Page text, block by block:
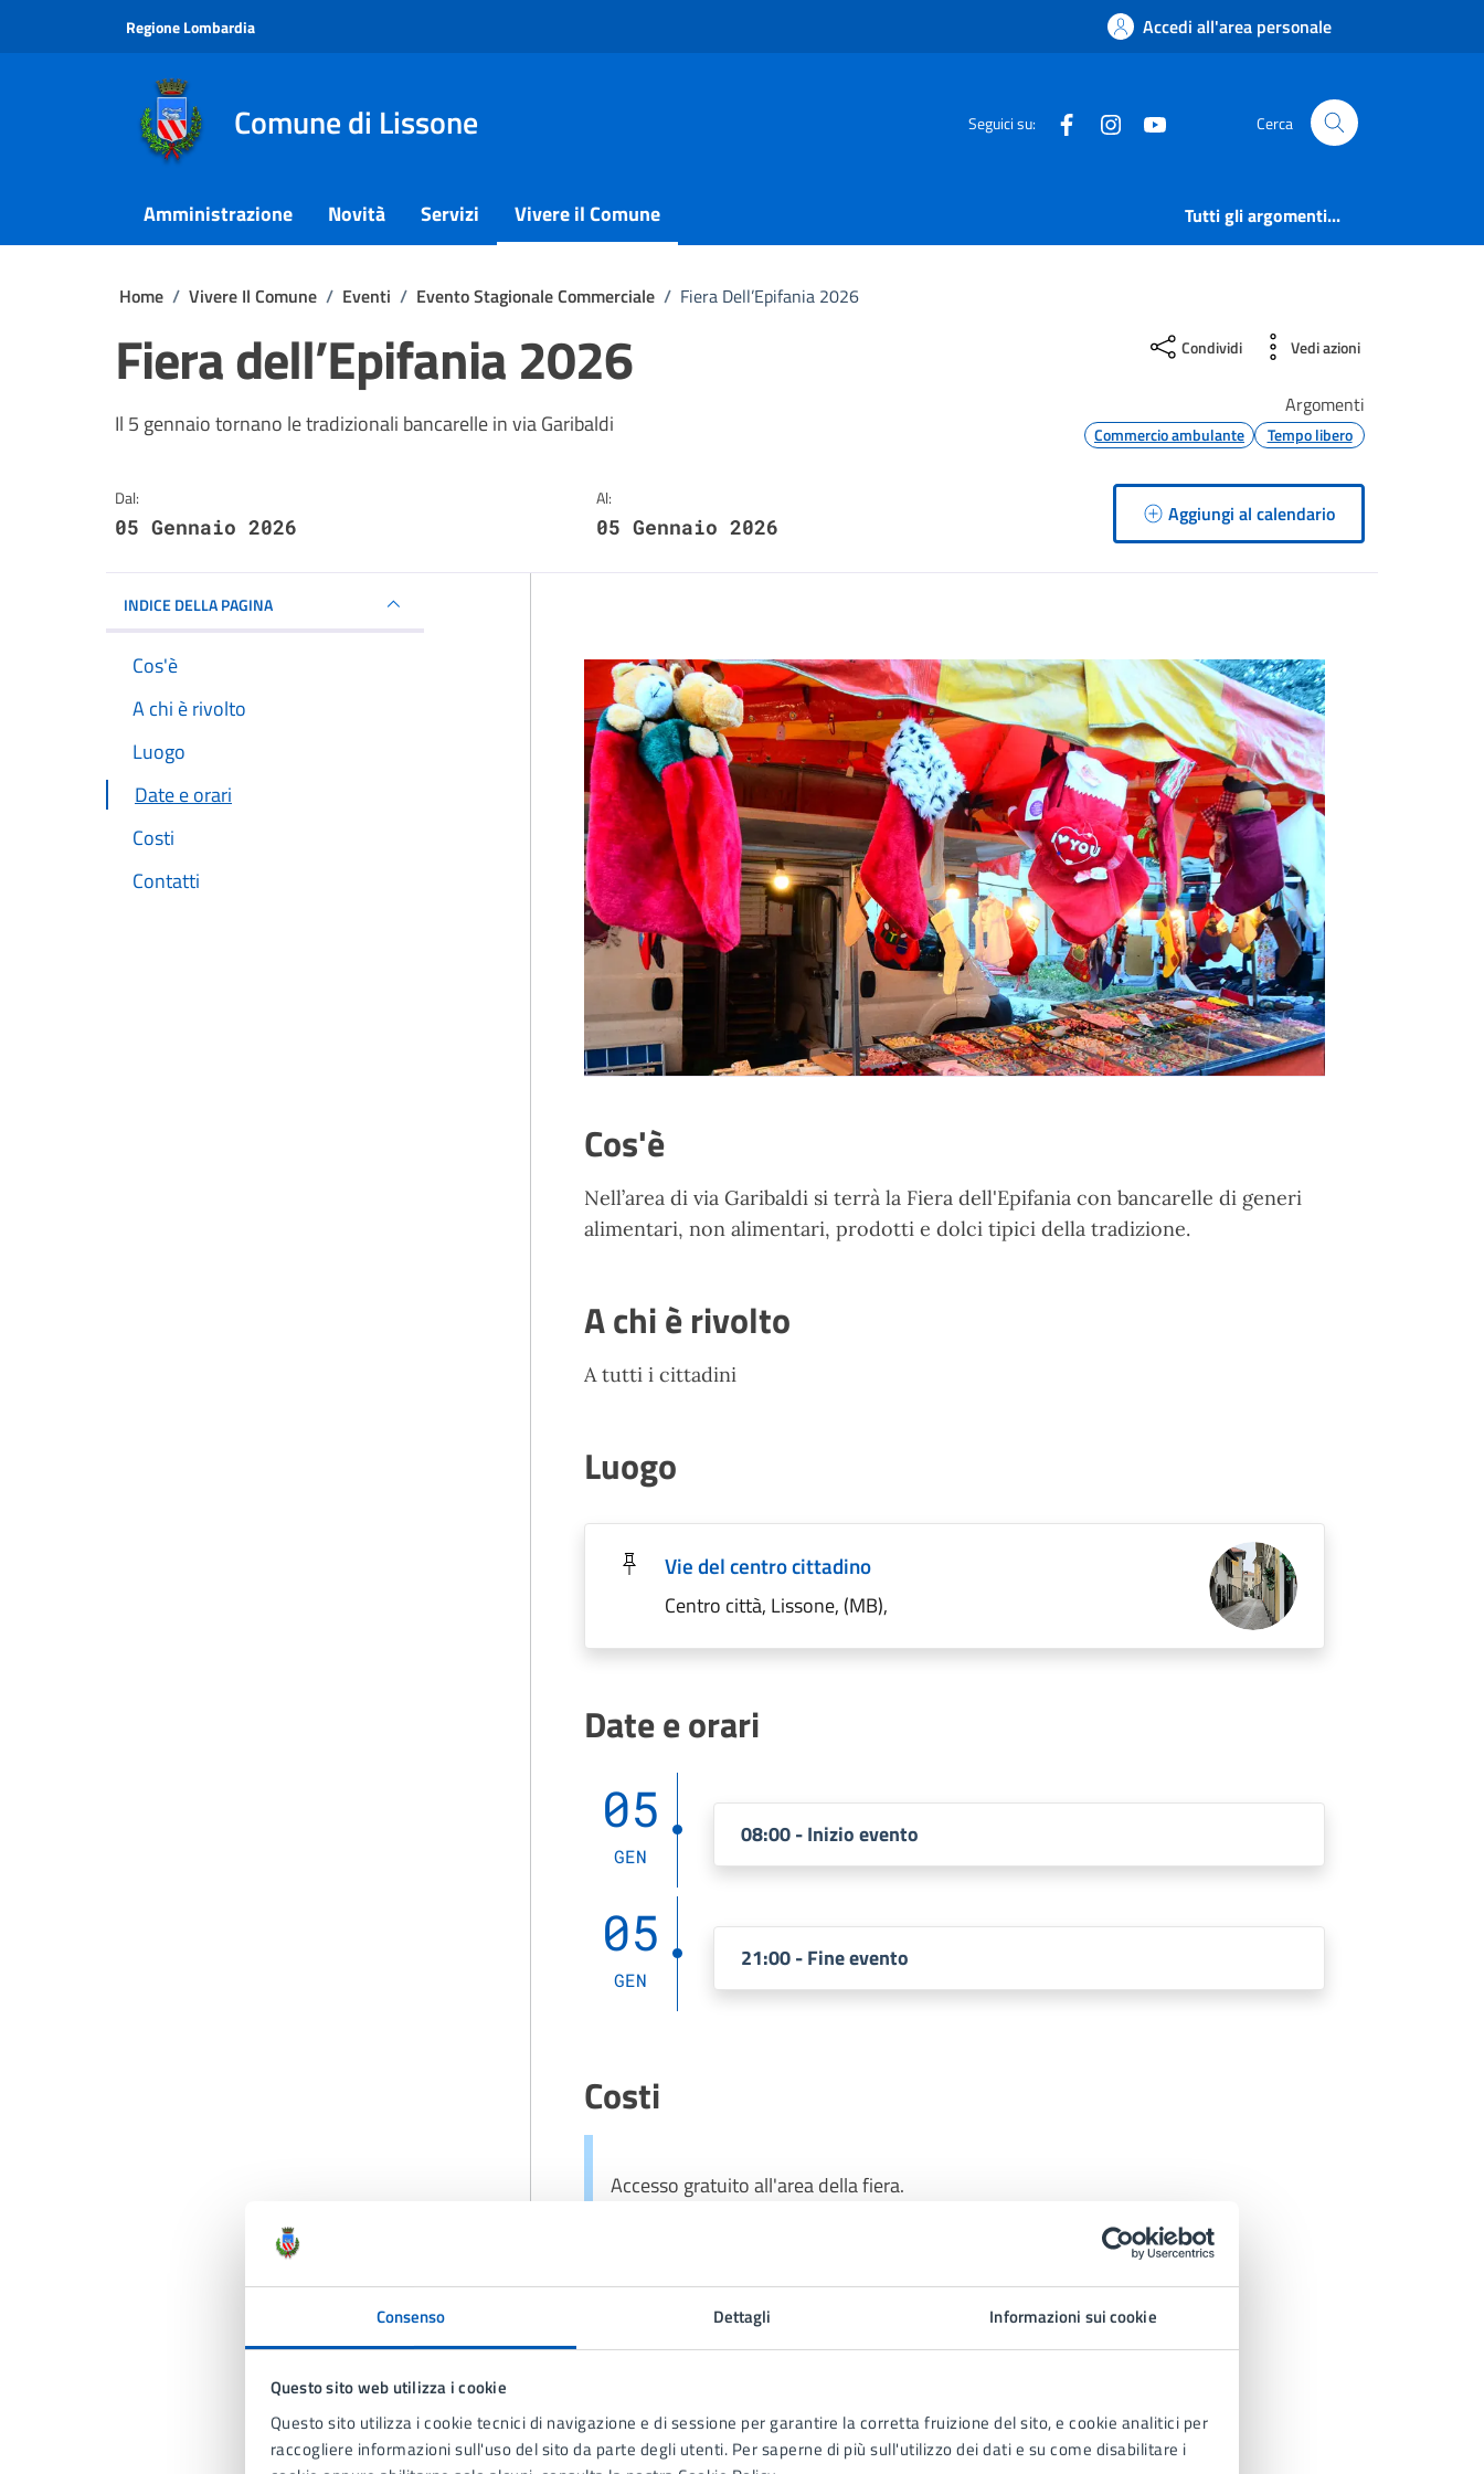
Consenso Dettagli Informazioni sui cookie
Questo sito web utilizza i cookie
Questo sito utilizza i cookie tecnici di navigazione e di sessione per garantire la corretta fruizione del sito, e cookie analitici per
raccogliere informazioni sull'uso del sito da parte degli utenti. Per saperne di più sull'utilizzo dei dati e su come disabilitare i
Regione Lombardia Accedi all'area personale
Comune di Lissone Seguici su: FacebookInstagram Cerca
Amministrazione Novità Servizi Vivere il Comune Tutti gli argomenti...
Home / Vivere Il Comune / Eventi / Evento Stagionale Commerciale / Fiera Dell’Epifania 2026
Fiera dell’Epifania 2026
Il 5 gennaio tornano le tradizionali bancarelle in via Garibaldi
Condividi Vedi azioni
Argomenti
Commercio ambulante Tempo libero
Dal:
05 Gennaio 2026
Al:
05 Gennaio 2026
Aggiungi al calendario
INDICE DELLA PAGINA
Cos'è
A chi è rivolto
Luogo
Date e orari
Costi
Contatti
Cos'è
Nell’area di via Garibaldi si terrà la Fiera dell'Epifania con bancarelle di generi
alimentari, non alimentari, prodotti e dolci tipici della tradizione.
A chi è rivolto
A tutti i cittadini
Luogo
Vie del centro cittadino
Centro città, Lissone, (MB),
Date e orari
05
GEN
08:00 - Inizio evento
05
GEN
21:00 - Fine evento
Costi
Accesso gratuito all'area della fiera.
Commercio